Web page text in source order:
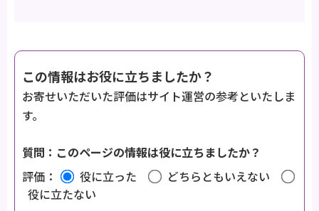
この情報はお役に立ちましたか？
お寄せいただいた評価はサイト運営の参考といたしま
す。
質問：このページの情報は役に立ちましたか？
評価：
役に立った
どちらともいえない
役に立たない